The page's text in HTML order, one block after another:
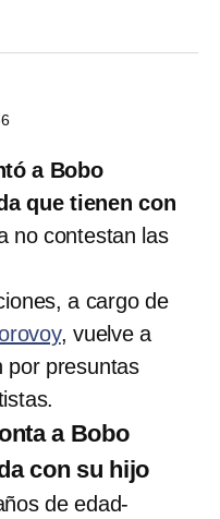
a Bobo
que tienen con
no contestan las
a cargo de
, vuelve a
por presuntas
a Bobo
con su hijo
de edad-